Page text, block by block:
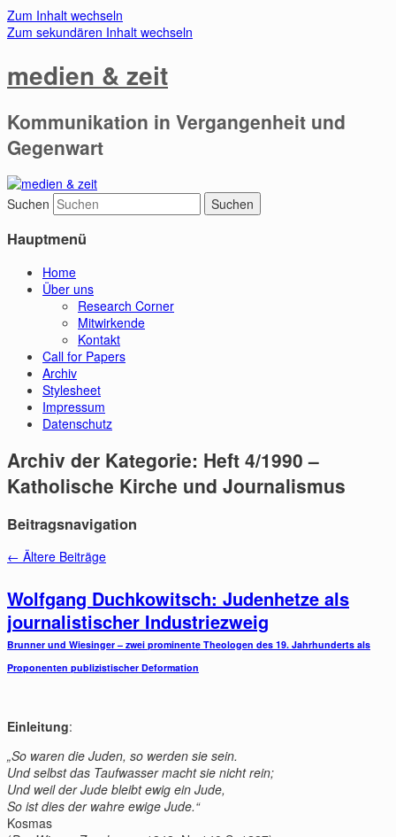
Zum Inhalt wechseln
Zum sekundären Inhalt wechseln
medien & zeit
Kommunikation in Vergangenheit und
Gegenwart
Suchen
Hauptmenü
Home
Über uns
Research Corner
Mitwirkende
Kontakt
Call for Papers
Archiv
Stylesheet
Impressum
Datenschutz
Archiv der Kategorie: Heft 4/1990 –
Katholische Kirche und Journalismus
Beitragsnavigation
← Ältere Beiträge
Wolfgang Duchkowitsch: Judenhetze als
journalistischer Industriezweig
Brunner und Wiesinger – zwei prominente Theologen des 19. Jahrhunderts als
Proponenten publizistischer Deformation
Einleitung:
„So waren die Juden, so werden sie sein.
Und selbst das Taufwasser macht sie nicht rein;
Und weil der Jude bleibt ewig ein Jude,
So ist dies der wahre ewige Jude.“
Kosmas